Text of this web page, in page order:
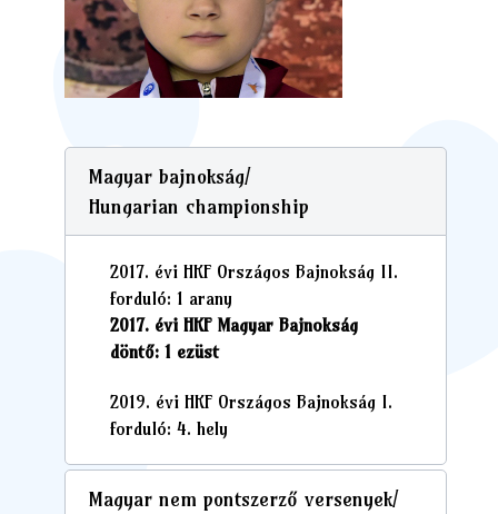
Magyar bajnokság/
Hungarian championship
2017. évi HKF Országos Bajnokság II.
forduló: 1 arany
2017. évi HKF Magyar Bajnokság
döntő: 1 ezüst
2019. évi HKF Országos Bajnokság I.
forduló: 4. hely
Magyar nem pontszerző versenyek/